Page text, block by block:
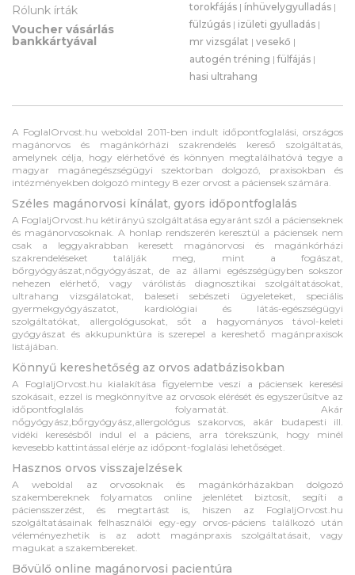
Rólunk írták
Voucher vásárlás
bankkártyával
torokfájás | ínhüvelygyulladás |
fülzúgás | izületi gyulladás |
mr vizsgálat | vesekő |
autogén tréning |fülfájás |
hasi ultrahang
A FoglalOrvost.hu weboldal 2011-ben indult időpontfoglalási, országos
magánorvos és magánkórházi szakrendelés kereső szolgáltatás,
amelynek célja, hogy elérhetővé és könnyen megtalálhatóvá tegye a
magyar magánegészségügyi szektorban dolgozó, praxisokban és
intézményekben dolgozó mintegy 8 ezer orvost a páciensek számára.
Széles magánorvosi kínálat, gyors időpontfoglalás
A FoglaljOrvost.hu kétirányú szolgáltatása egyaránt szól a pácienseknek
és magánorvosoknak. A honlap rendszerén keresztül a páciensek nem
csak a leggyakrabban keresett magánorvosi és magánkórházi
szakrendeléseket találják meg, mint a fogászat,
bőrgyógyászat,nőgyógyászat, de az állami egészségügyben sokszor
nehezen elérhető, vagy várólistás diagnosztikai szolgáltatásokat,
ultrahang vizsgálatokat, baleseti sebészeti ügyeleteket, speciális
gyermekgyógyászatot, kardiológiai és látás-egészségügyi
szolgáltatókat, allergológusokat, sőt a hagyományos távol-keleti
gyógyászat és akkupunktúra is szerepel a kereshető magánpraxisok
listájában.
Könnyű kereshetőség az orvos adatbázisokban
A FoglaljOrvost.hu kialakítása figyelembe veszi a páciensek keresési
szokásait, ezzel is megkönnyítve az orvosok elérését és egyszerűsítve az
időpontfoglalás folyamatát. Akár
nőgyógyász,bőrgyógyász,allergológus szakorvos, akár budapesti ill.
vidéki keresésből indul el a páciens, arra törekszünk, hogy minél
kevesebb kattintással elérje az időpont-foglalási lehetőséget.
Hasznos orvos visszajelzések
A weboldal az orvosoknak és magánkórházakban dolgozó
szakembereknek folyamatos online jelenlétet biztosít, segíti a
páciensszerzést, és megtartást is, hiszen az FoglaljOrvost.hu
szolgáltatásainak felhasználói egy-egy orvos-páciens találkozó után
véleményezhetik is az adott magánpraxis szolgáltatásait, vagy
magukat a szakembereket.
Bővülő online magánorvosi pacientúra